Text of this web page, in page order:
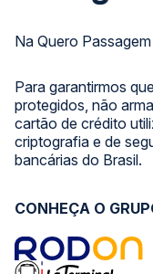
Na Quero
Para garantirmos
protegidos, não
cartão de crédito
criptografia e de
bancárias do Brasil.
CONHEÇA O